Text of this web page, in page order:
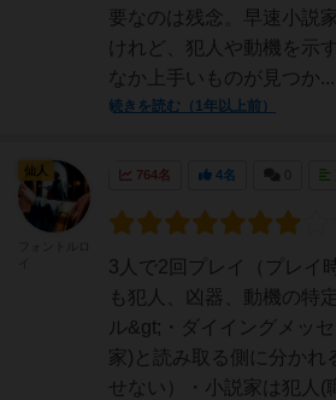
要なのは残念。早速小説
けれど、犯人や動機を示
なか上手いものが見つか...
続きを読む（1年以上前）
764名 4名
3人で2回プレイ（プレイ
も犯人、凶器、動機の特
ル&gt;・ダイイングメッ
家)と読み取る側に分かれ
せない）・小説家は犯人(
仙人